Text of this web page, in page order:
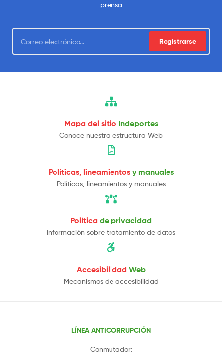
prensa
Registrarse
Mapa del sitio Indeportes
Conoce nuestra estructura Web
Políticas, lineamientos y manuales
Políticas, lineamientos y manuales
Política de privacidad
Información sobre tratamiento de datos
Accesibilidad Web
Mecanismos de accesibilidad
LÍNEA ANTICORRUPCIÓN
Conmutador: